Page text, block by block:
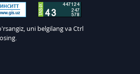
uni belgilang va Ctrl